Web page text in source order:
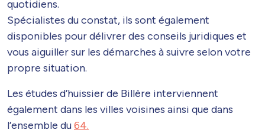
quotidiens.
Spécialistes du constat, ils sont également
disponibles pour délivrer des conseils juridiques et
vous aiguiller sur les démarches à suivre selon votre
propre situation.
Les études d’huissier de Billère interviennent
également dans les villes voisines ainsi que dans
l’ensemble du64.